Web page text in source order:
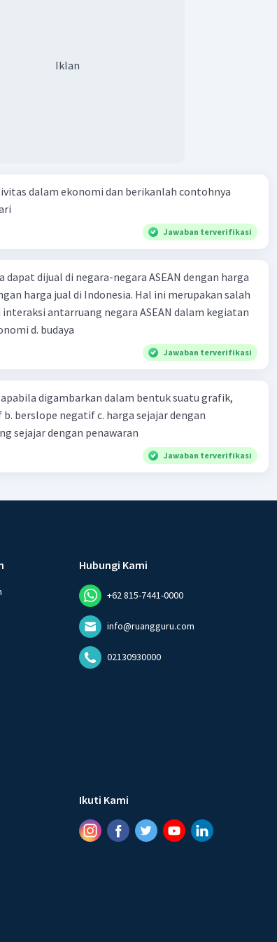
Iklan
dalam ekonomi dan berikanlah contohnya
Jawaban terverifikasi
dapat dijual di negara-negara ASEAN dengan harga
harga jual di Indonesia. Hal ini merupakan salah
antarruang negara ASEAN dalam kegiatan
d. budaya
Jawaban terverifikasi
digambarkan dalam bentuk suatu grafik,
berslope negatif c. harga sejajar dengan
sejajar dengan penawaran
Jawaban terverifikasi
Hubungi Kami
+62 815-7441-0000
info@ruangguru.com
02130930000
Ikuti Kami